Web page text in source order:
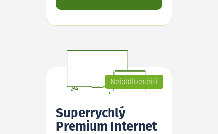
Nejoblíbenější
Superrychlý
Premium Internet